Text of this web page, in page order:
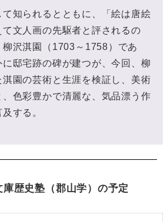
て知られるとともに、「絵は唐絵
文人画の先駆者と評されるの
沢淇園（1703～1758）であ
邸宅跡の碑が建つが、今回、柳
園の芸術と生涯を検証し、美術
色彩豊かで清麗な、気品漂う作
する。
歴史塾（郡山学）の予定